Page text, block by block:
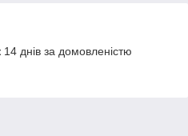
днів за домовленістю